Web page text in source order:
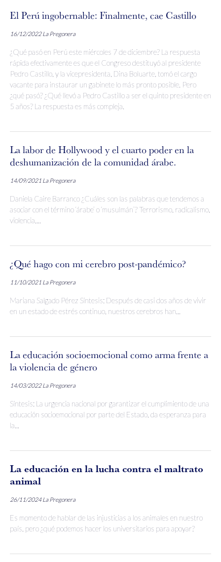
El Perú ingobernable: Finalmente, cae Castillo
16/12/2022 La Pregonera
¿Qué pasó en Perú este miércoles 7 de diciembre? La respuesta
rápida efectivamente es que el Congreso destituyó al presidente
Pedro Castillo, y la vicepresidenta, Dina Boluarte, tomó el cargo
vacante para instaurar un gabinete lo más pronto posible. Pero
¿qué pasó? ¿Qué llevó a Pedro Castillo a ser el quinto presidente en
5 años? La respuesta es más compleja.
La labor de Hollywood y el cuarto poder en la
deshumanización de la comunidad árabe.
14/09/2021 La Pregonera
Daniela Caire Barranco ¿Cuáles son las palabras que tendemos a
asociar con el término ‘árabe’ o ‘musulmán’? Terrorismo, radicalismo,
violencia,...
¿Qué hago con mi cerebro post-pandémico?
11/10/2021 La Pregonera
Mariana Salgado Pérez Síntesis: Después de casi dos años de vivir
en un estado de estrés continuo, nuestros cerebros han...
La educación socioemocional como arma frente a
la violencia de género
14/03/2022 La Pregonera
Síntesis: La urgencia nacional por garantizar el cumplimiento de una
educación socioemocional por parte del Estado, da esperanza para
la...
La educación en la lucha contra el maltrato
animal
26/11/2024 La Pregonera
Es momento de hablar de las injusticias a los animales en nuestro
país, pero ¿qué podemos hacer los universitarios para apoyar?